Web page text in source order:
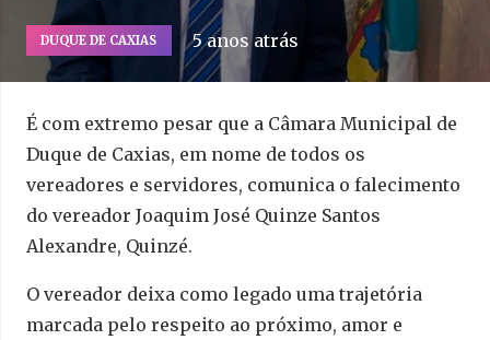
DUQUE DE CAXIAS 5 anos atrás
É com extremo pesar que a Câmara Municipal de
Duque de Caxias, em nome de todos os
vereadores e servidores, comunica o falecimento
do vereador Joaquim José Quinze Santos
Alexandre, Quinzé.
O vereador deixa como legado uma trajetória
marcada pelo respeito ao próximo, amor e